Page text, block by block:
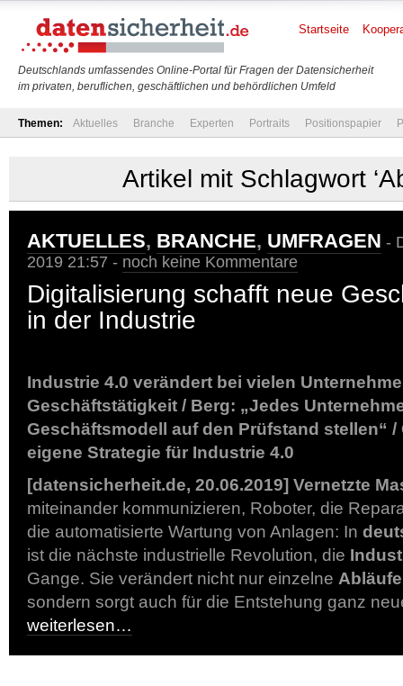
Deutschlands umfassendes Online-Portal für Fragen der Datensicherheit
im privaten, beruflichen, geschäftlichen und behördlichen Umfeld
Startseite
Themen: Aktuelles Branche Experten Portraits Positionspapier
Artikel mit Schlagwort
AKTUELLES, BRANCHE, UMFRAGEN -
2019 21:57 - noch keine Kommentare
Digitalisierung schafft neue
in der Industrie
Industrie 4.0 verändert bei vielen
Geschäftstätigkeit / Berg: „Jedes
Geschäftsmodell auf den Prüfstand stellen“
eigene Strategie für Industrie 4.0
[datensicherheit.de, 20.06.2019] Vernetzte
miteinander kommunizieren, Roboter, die
die automatisierte Wartung von Anlagen: In
ist die nächste industrielle Revolution, die
Gange. Sie verändert nicht nur einzelne Abläufe
sondern sorgt auch für die Entstehung ganz
weiterlesen…